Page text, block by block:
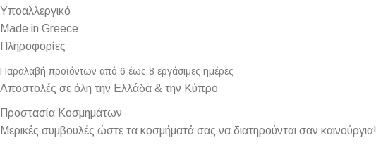
Υποαλλεργικό
Made in Greece
Πληροφορίες
Παραλαβή προϊόντων από 6 έως 8 εργάσιμες ημέρες
Αποστολές σε όλη την Ελλάδα & την Κύπρο
Προστασία Κοσμημάτων
Μερικές συμβουλές ώστε τα κοσμήματά σας να διατηρούνται σαν καινούργια!